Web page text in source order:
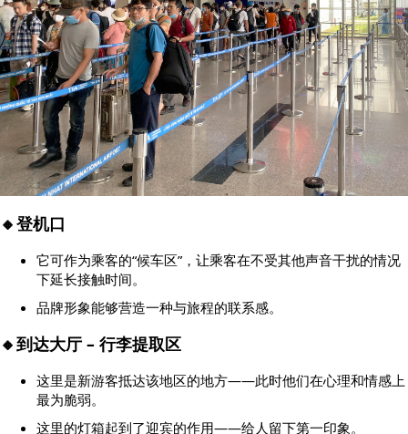
🔸登机口
它可作为乘客的“候车区”，让乘客在不受其他声音干扰的情况
下延长接触时间。
品牌形象能够营造一种与旅程的联系感。
🔸到达大厅 – 行李提取区
这里是新游客抵达该地区的地方——此时他们在心理和情感上
最为脆弱。
这里的灯箱起到了迎宾的作用——给人留下第一印象。